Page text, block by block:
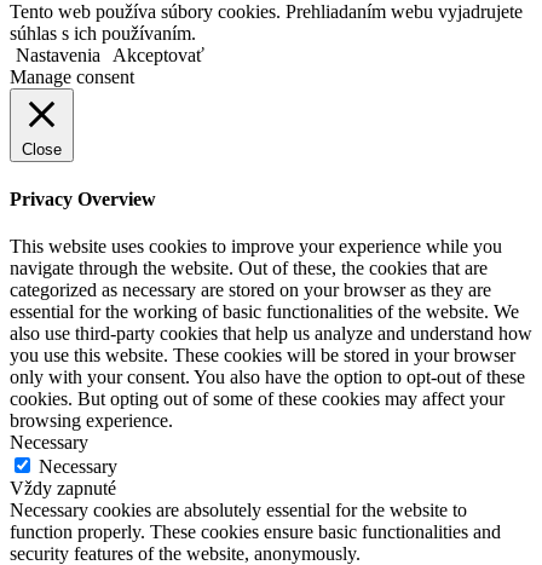
Tento web používa súbory cookies. Prehliadaním webu vyjadrujete
súhlas s ich používaním.
Nastavenia
Akceptovať
Manage consent
Close
Privacy Overview
This website uses cookies to improve your experience while you
navigate through the website. Out of these, the cookies that are
categorized as necessary are stored on your browser as they are
essential for the working of basic functionalities of the website. We
also use third-party cookies that help us analyze and understand how
you use this website. These cookies will be stored in your browser
only with your consent. You also have the option to opt-out of these
cookies. But opting out of some of these cookies may affect your
browsing experience.
Necessary
Necessary
Vždy zapnuté
Necessary cookies are absolutely essential for the website to
function properly. These cookies ensure basic functionalities and
security features of the website, anonymously.